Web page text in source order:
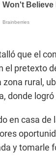
que el
el pretexto
zona rural,
donde
en casa de
y tomarle